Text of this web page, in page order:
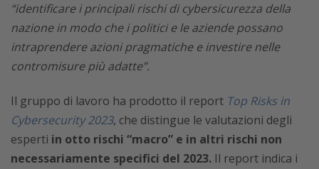
“identificare i principali rischi di cybersicurezza della
nazione in modo che i politici e le aziende possano
intraprendere azioni pragmatiche e investire nelle
contromisure più adatte”.
Il gruppo di lavoro ha prodotto il report Top Risks in
Cybersecurity 2023, che distingue le valutazioni degli
esperti in otto rischi “macro” e in altri rischi non
necessariamente specifici del 2023. Il report indica i